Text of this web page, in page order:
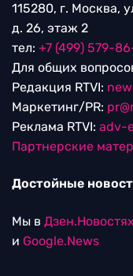
115280, г. Москва,
д. 26, этаж 2
тел: +7 (499) 579-
Для общих
Редакция RTVI:
Маркетинг/PR:
Реклама RTVI: adv-
Партнерские
Достойные
Мы в Дзен.Новостях
и Google.News